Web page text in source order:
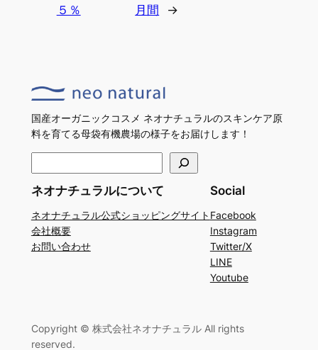
５％
月間
→
国産オーガニックコスメ ネオナチュラルのスキンケア原
料を育てる母袋有機農場の様子をお届けします！
ネオナチュラルについて
ネオナチュラル公式ショッピングサイト
会社概要
お問い合わせ
Social
Facebook
Instagram
Twitter/X
LINE
Youtube
Copyright © 株式会社ネオナチュラル All rights
reserved.